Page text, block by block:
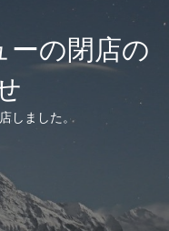
の閉店の
しました。